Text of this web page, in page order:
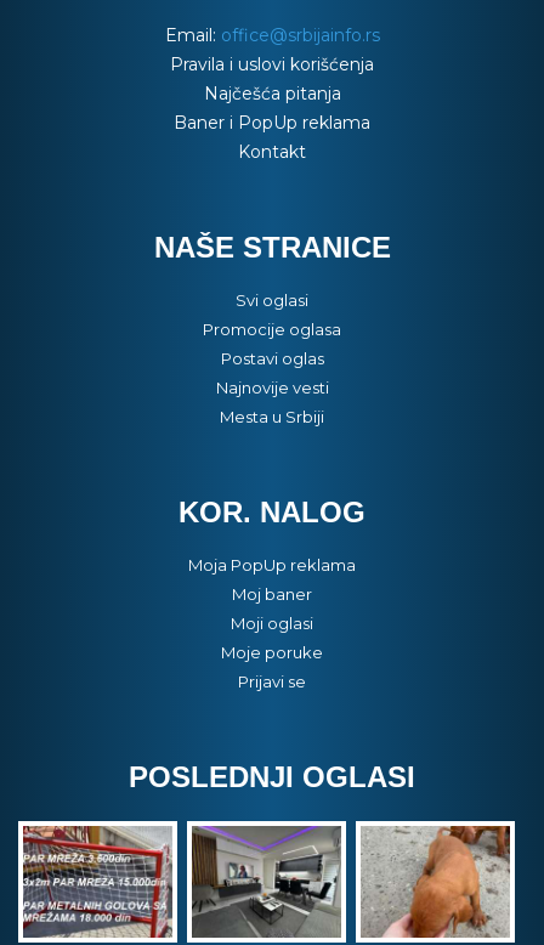
Email: office@srbijainfo.rs
Pravila i uslovi korišćenja
Najčešća pitanja
Baner i PopUp reklama
Kontakt
NAŠE STRANICE
Svi oglasi
Promocije oglasa
Postavi oglas
Najnovije vesti
Mesta u Srbiji
KOR. NALOG
Moja PopUp reklama
Moj baner
Moji oglasi
Moje poruke
Prijavi se
POSLEDNJI OGLASI